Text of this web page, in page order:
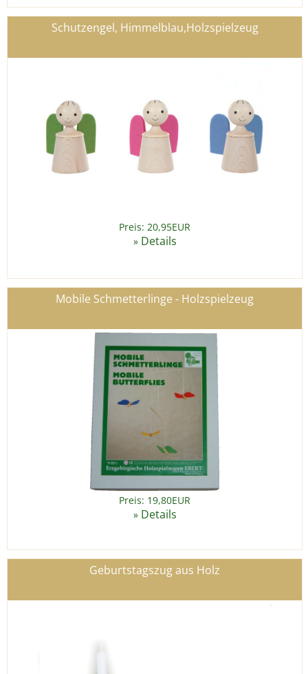
Schutzengel, Himmelblau,Holzspielzeug
Preis: 20,95EUR
» Details
Mobile Schmetterlinge - Holzspielzeug
Preis: 19,80EUR
» Details
Geburtstagszug aus Holz